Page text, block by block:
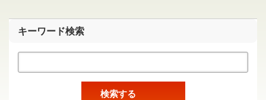
キーワード検索
検索する